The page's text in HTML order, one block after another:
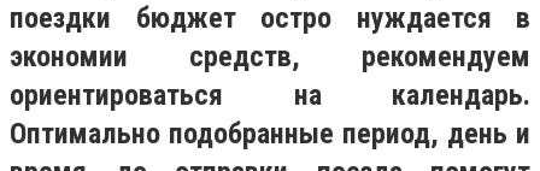
поездки бюджет остро нуждается в
экономии средств, рекомендуем
ориентироваться на календарь.
Оптимально подобранные период, день и